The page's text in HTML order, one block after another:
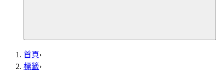
首頁›
標籤›